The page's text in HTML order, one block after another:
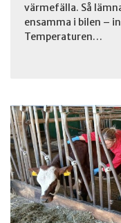
värmefälla. Så
ensamma i bilen –
Temperaturen…